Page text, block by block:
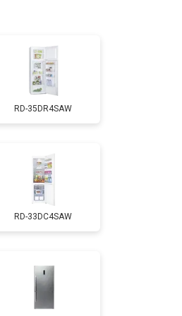
Заказать
Заказать
Заказать
Заказать
RD-35DR4SAW
RD-33DC4SAW